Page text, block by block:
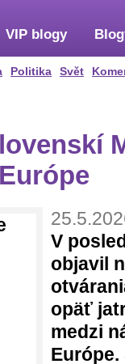
Politika Svět
VIP blogy
V
objavil
opäť
medzi